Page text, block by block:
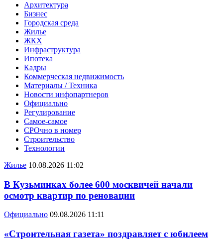
Архитектура
Бизнес
Городская среда
Жилье
ЖКХ
Инфраструктура
Ипотека
Кадры
Коммерческая недвижимость
Материалы / Техника
Новости инфопартнеров
Официально
Регулирование
Самое-самое
СРОчно в номер
Строительство
Технологии
Жилье 10.08.2026 11:02
В Кузьминках более 600 москвичей начали
осмотр квартир по реновации
Официально 09.08.2026 11:11
«Строительная газета» поздравляет с юбилеем